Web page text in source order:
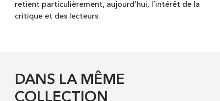
retient particulièrement, aujourd’hui, l’intérêt de la
critique et des lecteurs.
DANS LA MÊME
COLLECTION